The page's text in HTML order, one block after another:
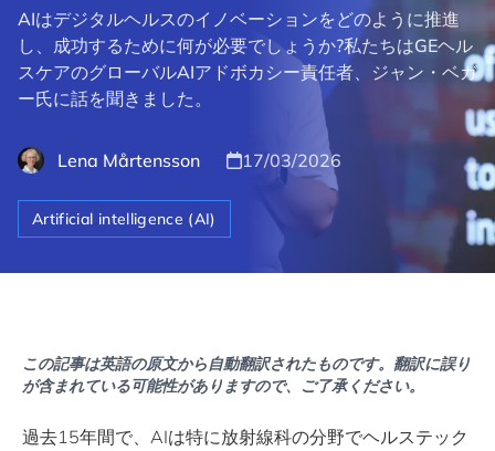
AIはデジタルヘルスのイノベーションをどのように推進
し、成功するために何が必要でしょうか?私たちはGEヘル
スケアのグローバルAIアドボカシー責任者、ジャン・ベガ
ー氏に話を聞きました。
Lena Mårtensson 17/03/2026
Artificial intelligence (AI)
この記事は英語の原文から自動翻訳されたものです。翻訳に誤り
が含まれている可能性がありますので、ご了承ください。
過去15年間で、AIは特に放射線科の分野でヘルステック